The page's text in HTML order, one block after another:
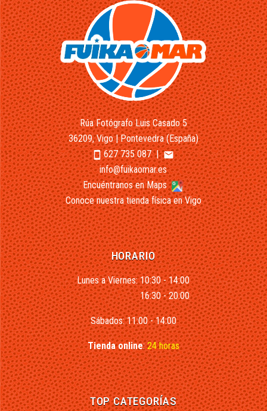
Rúa Fotógrafo Luis Casado 5
36209, Vigo | Pontevedra (España)
smartphone627 735 087|email
info@fuikaomar.es
Encuéntranos en Maps
Conoce nuestra tienda física en Vigo
HORARIO
Lunes a Viernes: 10:30 - 14:00
16:30 - 20:00
Sábados: 11:00 - 14:00
Tienda online:24 horas
TOP CATEGORÍAS